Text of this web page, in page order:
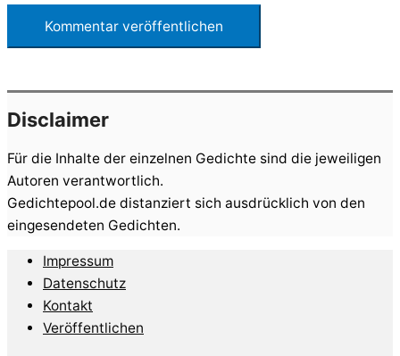
Disclaimer
Für die Inhalte der einzelnen Gedichte sind die jeweiligen
Autoren verantwortlich.
Gedichtepool.de distanziert sich ausdrücklich von den
eingesendeten Gedichten.
Impressum
Datenschutz
Kontakt
Veröffentlichen